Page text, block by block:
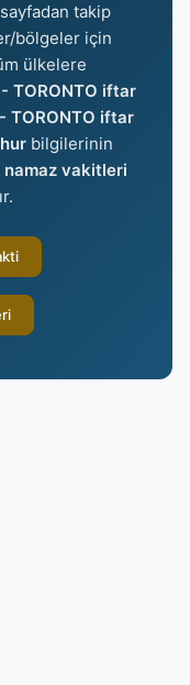
takip
bölgeler için
ülkelere
TORONTO iftar
TORONTO iftar
bilgilerinin
namaz vakitleri